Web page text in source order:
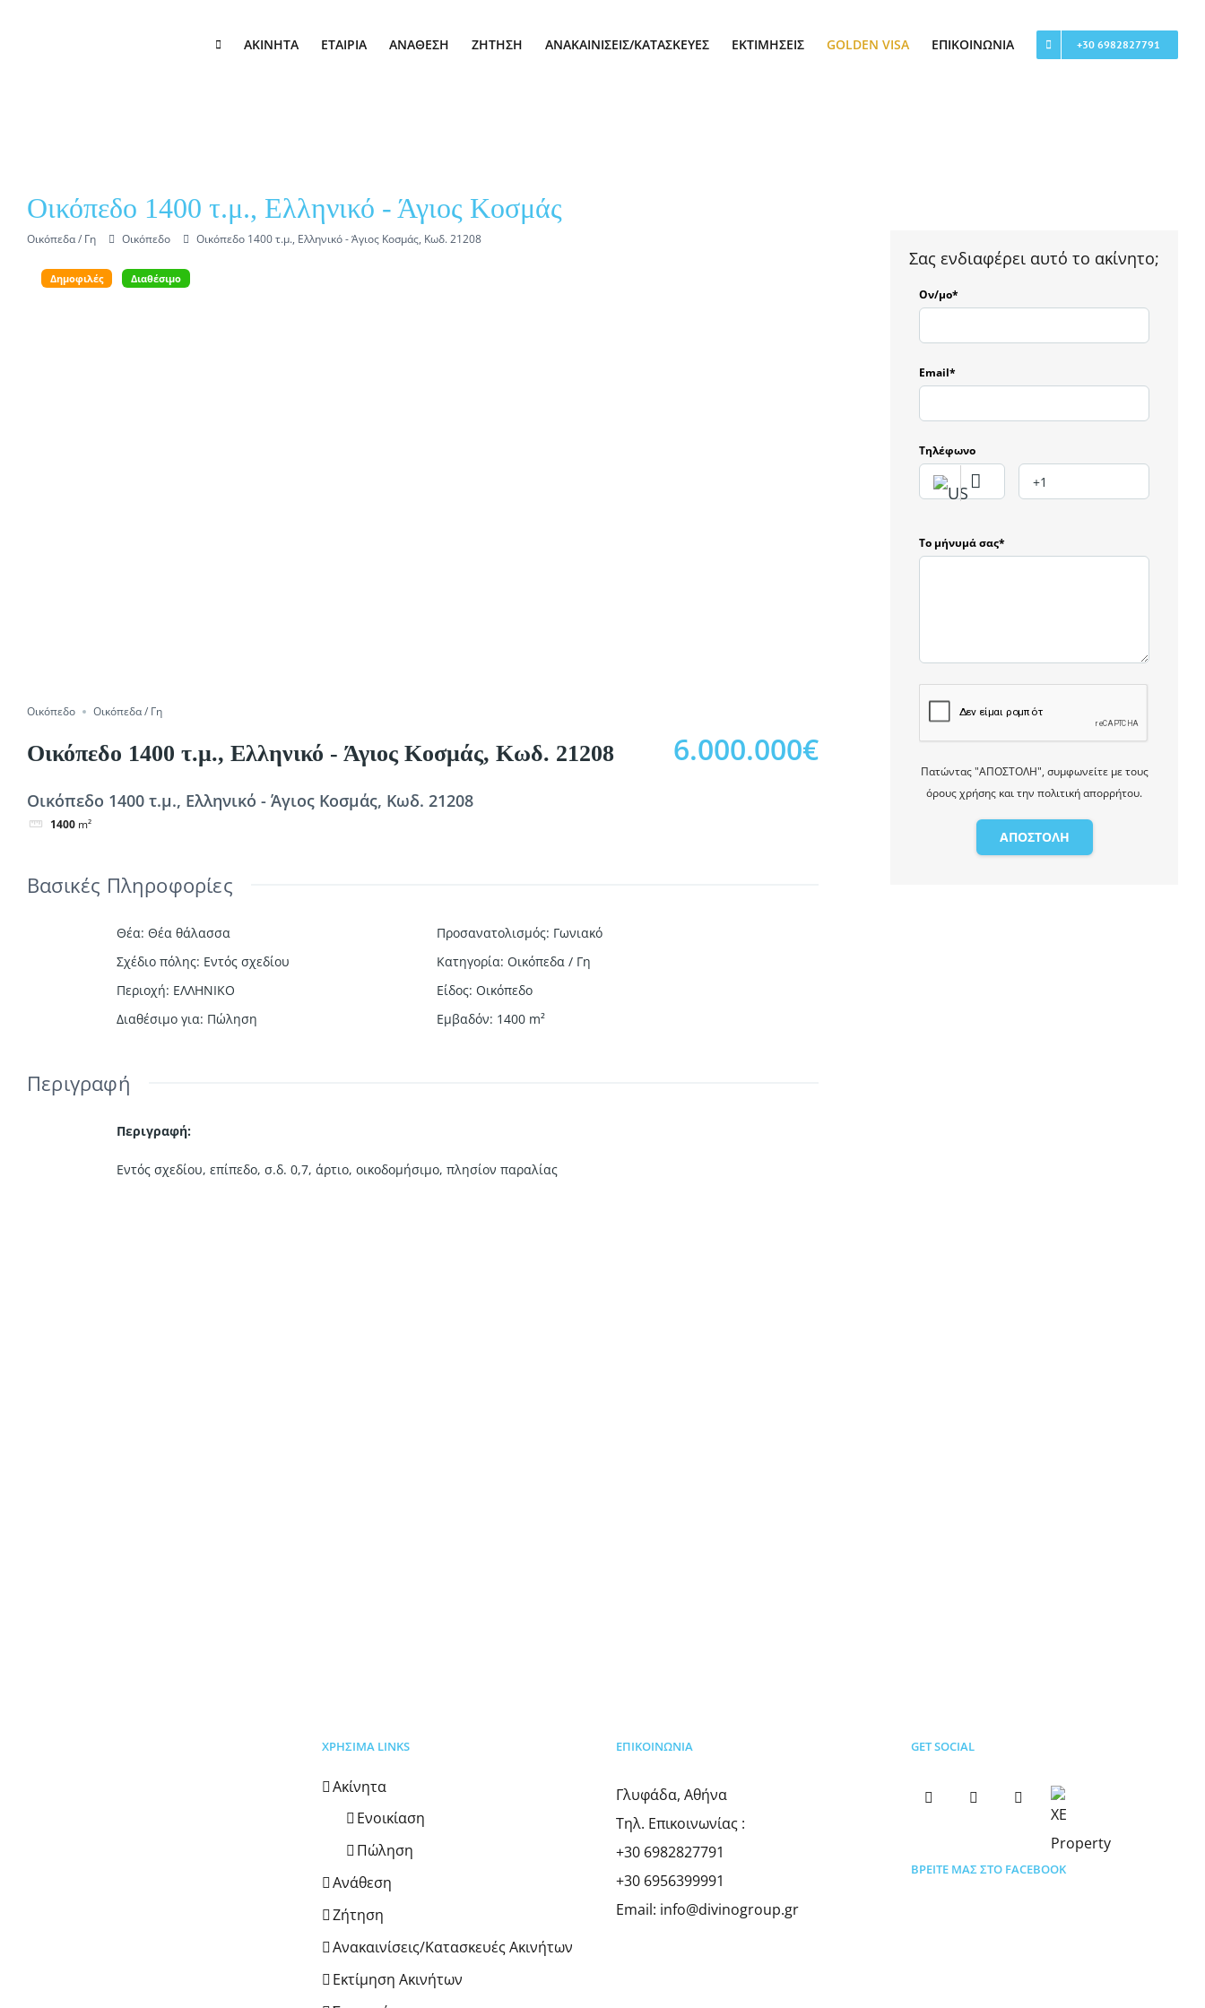
ΑΚΊΝΗΤΑ ΕΤΑΙΡΊΑ ΑΝΆΘΕΣΗ ΖΉΤΗΣΗ ΑΝΑΚΑΙΝΊΣΕΙΣ/ΚΑΤΑΣΚΕΥΈΣ ΕΚΤΙΜΉΣΕΙΣ GOLDEN VISA ΕΠΙΚΟΙΝΩΝΊΑ +30 6982827791
Οικόπεδο 1400 τ.μ., Ελληνικό - Άγιος Κοσμάς
View Larger Image
Οικόπεδα / Γη Οικόπεδο Οικόπεδο 1400 τ.μ., Ελληνικό - Άγιος Κοσμάς, Κωδ. 21208
Δημοφιλές Διαθέσιμο
Οικόπεδο Οικόπεδα / Γη
Οικόπεδο 1400 τ.μ., Ελληνικό - Άγιος Κοσμάς, Κωδ. 21208
Οικόπεδο 1400 τ.μ., Ελληνικό - Άγιος Κοσμάς, Κωδ. 21208
1400 m²
6.000.000€
Βασικές Πληροφορίες
Θέα: Θέα θάλασσα Προσανατολισμός: Γωνιακό
Σχέδιο πόλης: Εντός σχεδίου Κατηγορία: Οικόπεδα / Γη
Περιοχή: ΕΛΛΗΝΙΚΟ Είδος: Οικόπεδο
Διαθέσιμο για: Πώληση Εμβαδόν: 1400 m²
Περιγραφή
Περιγραφή:
Εντός σχεδίου, επίπεδο, σ.δ. 0,7, άρτιο, οικοδομήσιμο, πλησίον παραλίας
Σας ενδιαφέρει αυτό το ακίνητο;
Ον/μο*
Email*
Τηλέφωνο
Το μήνυμά σας*
Πατώντας "ΑΠΟΣΤΟΛΗ", συμφωνείτε με τους
όρους χρήσης και την πολιτική απορρήτου.
ΑΠΟΣΤΟΛΗ
ΧΡΗΣΙΜΑ LINKS
Ακίνητα
Ενοικίαση
Πώληση
Ανάθεση
Ζήτηση
Ανακαινίσεις/Κατασκευές Ακινήτων
Εκτίμηση Ακινήτων
ΕΠΙΚΟΙΝΩΝΊΑ
Γλυφάδα, Αθήνα
Τηλ. Επικοινωνίας :
+30 6982827791
+30 6956399991
Email: info@divinogroup.gr
GET SOCIAL
ΒΡΕΊΤΕ ΜΑΣ ΣΤΟ FACEBOOK